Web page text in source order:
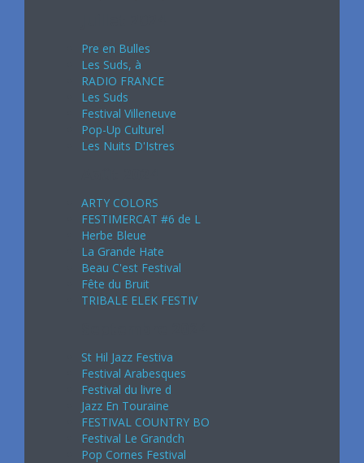
Pre en Bulles
Les Suds, à
RADIO FRANCE
Les Suds
Festival Villeneuve
Pop-Up Culturel
Les Nuits D'Istres
ARTY COLORS
FESTIMERCAT #6 de L
Herbe Bleue
La Grande Hate
Beau C'est Festival
Fête du Bruit
TRIBALE ELEK FESTIV
St Hil Jazz Festiva
Festival Arabesques
Festival du livre d
Jazz En Touraine
FESTIVAL COUNTRY BO
Festival Le Grandch
Pop Cornes Festival